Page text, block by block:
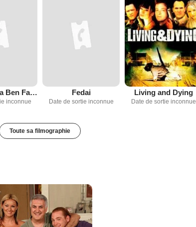
Bayrampaşa Ben Fazla Kalmayacağım
inconnue
Fedai
Date de sortie inconnue
Living and Dying
Date de sortie inconnue
Toute sa filmographie